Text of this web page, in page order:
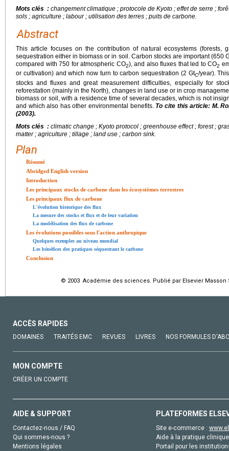
Mots clés : changement climatique ; protocole de Kyoto ; effet de serre ;
sols ; agriculture ; labour ; utilisation des terres ; puits de carbone.
Abstract
This article focuses on the contribution of natural ecosystems (forests,
sequestration either in biomass or in soil. Carbon stocks are important (650
compared with 750 for atmospheric CO2), and also fluxes that led to CO2
or cultivation) and which now turn to carbon sequestration (2 GtC/year).
stocks and fluxes and great measurement difficulties, especially for
reforestation (mainly in the North), changes in land use or in crop
biomass or soil, with a residence time of several decades, which is not
and which also has other environmental benefits. To cite this article: M.
(2003).
Mots clés : climatic change ; Kyoto protocol ; greenhouse effect ; forest ;
matter ; agriculture ; tillage ; land use ; carbon sink.
Plan
Résumé
Abridged English version
Introduction
Les principaux stocks de carbone dans les écosystèmes terrestres
Les principaux flux de carbone
L'évolution historique des flux
La mesure des stocks et flux et de leur variation
La modélisation des flux de carbone
Les évolutions possibles sous l'action anthropique
Quelques exemples au niveau mondial
Les bénéfices des pratiques séquestrant le carbone
Conclusion
© 2003 Académie des sciences. Publié par Elsevier Masson
ACCÈS RAPIDES
DOMAINES TRAITÉS EMC REVUES LIVRES NOS FORMULES
MON COMPTE
CRÉER UN COMPTE
AIDE & SUPPORT
Contactez-nous / FAQ
Qui sommes-nous ?
Mentions légales
PLATEFORMES
Site e-commerce :
Aide à la pratique
Portail pour les